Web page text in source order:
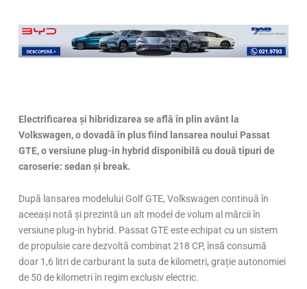
Electrificarea și hibridizarea se află în plin avânt la
Volkswagen, o dovadă în plus fiind lansarea noului Passat
GTE, o versiune plug-in hybrid disponibilă cu două tipuri de
caroserie: sedan și break.
După lansarea modelului Golf GTE, Volkswagen continuă în
aceeași notă și prezintă un alt model de volum al mărcii în
versiune plug-in hybrid. Passat GTE este echipat cu un sistem
de propulsie care dezvoltă combinat 218 CP, însă consumă
doar 1,6 litri de carburant la suta de kilometri, grație autonomiei
de 50 de kilometri în regim exclusiv electric.